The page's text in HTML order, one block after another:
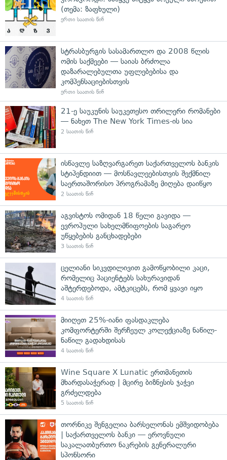
(თემა: ზაფხული)
ერთი საათის წინ
სტრასბურგის სასამართლო და 2008 წლის
ომის საქმეები — საიას ბრძოლა
დაზარალებულთა უფლებებისა და
კომპენსაციებისთვის
ერთი საათის წინ
21-ე საუკუნის საუკეთესო თრილერი რომანები
— ნახეთ The New York Times-ის სია
2 საათის წინ
ისწავლე საზღვარგარეთ საქართველოს ბანკის
სტიპენდიით — მოსწავლეებისთვის შექმნილ
საერთაშორისო პროგრამაზე მიღება დაიწყო
2 საათის წინ
აგვისტოს ომიდან 18 წელი გავიდა —
ევროპული სახელმწიფოების საგარეო
უწყებების განცხადებები
3 საათის წინ
ცელიანი სიკვდილივით გამოწყობილი კაცი,
რომელიც პაციენტებს სახურავიდან
აშტერდებოდა, ამტკიცებს, რომ ყვავი იყო
4 საათის წინ
მიიღეთ 25%-იანი ფასდაკლება
კომფორტერში შერჩეულ კოლექციაზე ნაწილ-
ნაწილ გადახდისას
4 საათის წინ
Wine Square X Lunatic ერთმანეთის
მხარდასაჭერად | მცირე ბიზნესის ჯაჭვი
გრძელდება
5 საათის წინ
თორნიკე შენგელია ბარსელონას ემშვიდობება
| საქართველოს ბანკი — ეროვნული
საკალათბურთო ნაკრების გენერალური
სპონსორი